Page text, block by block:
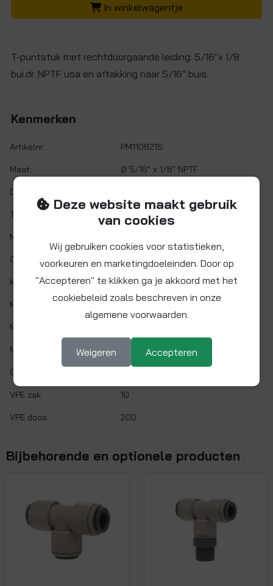
In winkelwagentje
T-puntstuk met rechtdoorgaande leiding: 5/16"x 1/8
bui.dr. NPTF usa en aftakking naar 5/16" buis.
Kenmerken
Artikelnr.: PM110821S
Maat: Ø 5/16" x 1/8" NPTF
Demontabel:
Twist&Lock:
Materiaal:
O-ring: NITRIL (NBR)
Kleur: Grijs
Min. werktemp.: 1 °C
Max. werktemp.:
Max. werkdruk: 10 bar bij 20°C
Gaskeur:
VPE zak: 10
VPE doos: 200
Bijbehorende en optionele producten
Deze website maakt gebruik
van cookies
Wij gebruiken cookies voor statistieken,
voorkeuren en marketingdoeleinden. Door op
"Accepteren" te klikken ga je akkoord met het
cookiebeleid zoals beschreven in onze
algemene voorwaarden.
Weigeren Accepteren